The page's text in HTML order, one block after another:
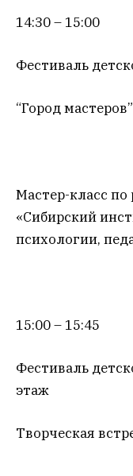
14:30 – 15:00
Фестиваль
“Город
Мастер-класс
«Сибирский
психологии,
15:00 – 15:45
Фестиваль
этаж
Творческая